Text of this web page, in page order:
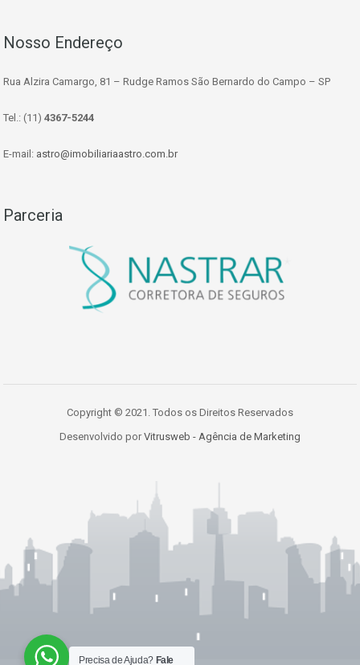
Nosso Endereço
Rua Alzira Camargo, 81 – Rudge Ramos São Bernardo do Campo – SP
Tel.: (11) 4367-5244
E-mail: astro@imobiliariaastro.com.br
Parceria
Copyright © 2021. Todos os Direitos Reservados
Desenvolvido por Vitrusweb - Agência de Marketing
Precisa de Ajuda? Fale